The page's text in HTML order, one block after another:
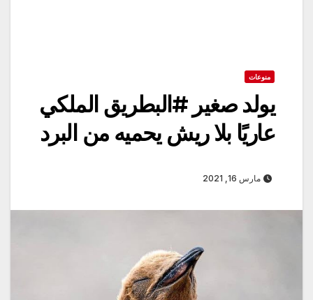
منوعات
يولد صغير #البطريق الملكي
عاريًا بلا ريش يحميه من البرد
مارس 16, 2021